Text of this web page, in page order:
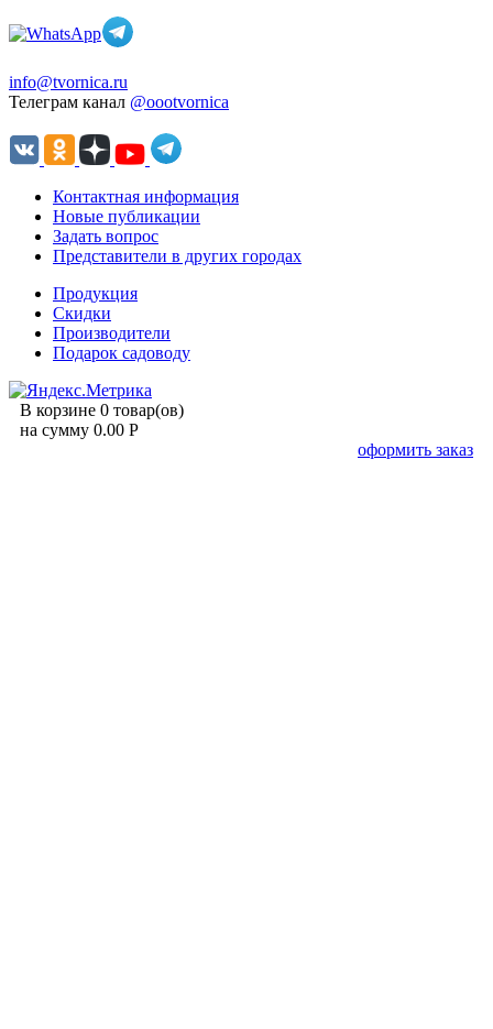
info@tvornica.ru
Телеграм канал @oootvornica
Контактная информация
Новые публикации
Задать вопрос
Представители в других городах
Продукция
Скидки
Производители
Подарок садоводу
В корзине 0 товар(ов)
на сумму 0.00 Р
оформить заказ